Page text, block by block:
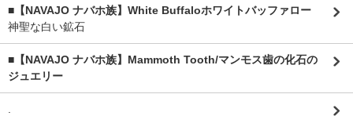
■【NAVAJO ナバホ族】White Buffaloホワイトバッファロー
神聖な白い鉱石
■【NAVAJO ナバホ族】Mammoth Tooth/マンモス歯の化石の
ジュエリー